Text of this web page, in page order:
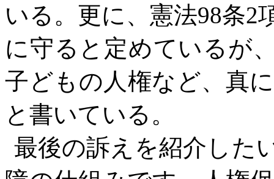
いる。更に、憲法98条2
に守ると定めているが
子どもの人権など、真
と書いている。
最後の訴えを紹介した